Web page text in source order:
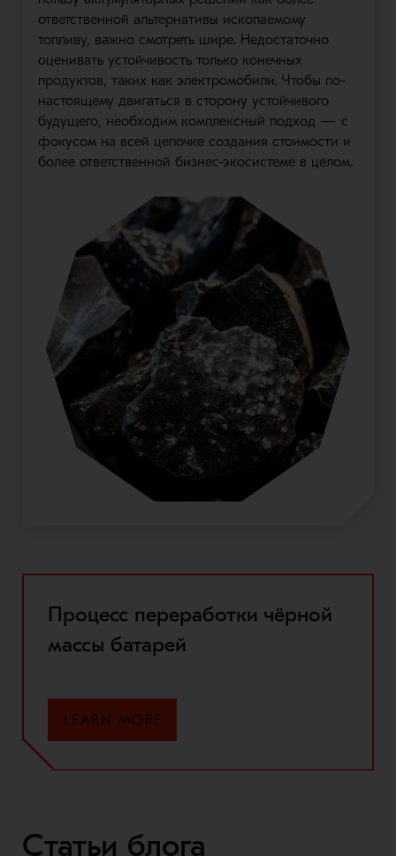
ответственной альтернативы ископаемому
топливу, важно смотреть шире. Недостаточно
оценивать устойчивость только конечных
продуктов, таких как электромобили. Чтобы по-
настоящему двигаться в сторону устойчивого
будущего, необходим комплексный подход — с
фокусом на всей цепочке создания стоимости и
более ответственной бизнес-экосистеме в целом.
Процесс переработки чёрной
массы батарей
LEARN MORE
Статьи блога